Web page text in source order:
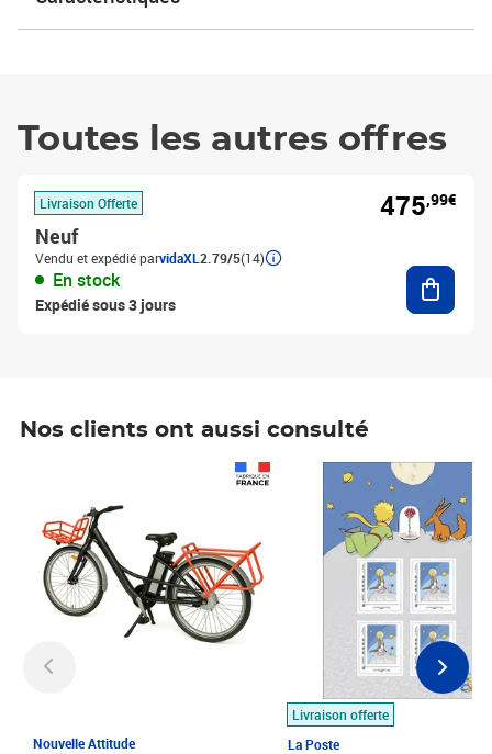
Toutes les autres offres
Livraison Offerte
Neuf
Vendu et expédié parvidaXL 2.79/5(14)
En stock
Expédié sous 3 jours
475,99€
Nos clients ont aussi consulté
Nouvelle Attitude
Livraison offerte
La Poste
Prix 7,50€